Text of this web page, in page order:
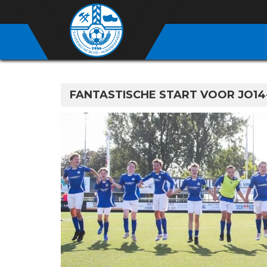
FANTASTISCHE START VOOR